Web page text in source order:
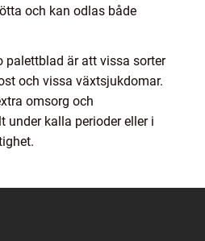
och kan odlas både
palettblad är att vissa sorter
och vissa växtsjukdomar.
omsorg och
under kalla perioder eller i